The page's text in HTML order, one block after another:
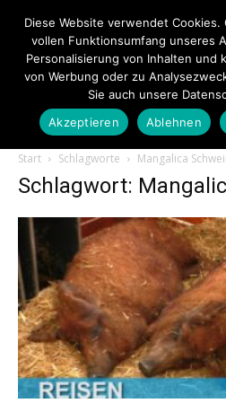
und
Start Schlagworte Mangalica
Schlagwort:
Diese Website verwendet
vollen Funktionsumfang unseres
Personalisierung von Inhalten und
von Werbung oder zu
Sie auch unsere
Akzeptieren
Ablehnen